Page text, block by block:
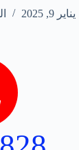
يناير 9, 2025